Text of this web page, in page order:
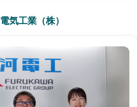
気工業（株）